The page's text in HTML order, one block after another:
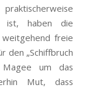
ist, haben die
weitgehend freie
den „Schiffbruch
um das
Mut, dass